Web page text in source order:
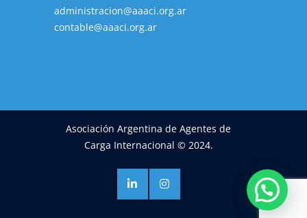
administracion@aaaci.org.ar
contable@aaaci.org.ar
Asociación Argentina de Agentes de
Carga Internacional © 2024.